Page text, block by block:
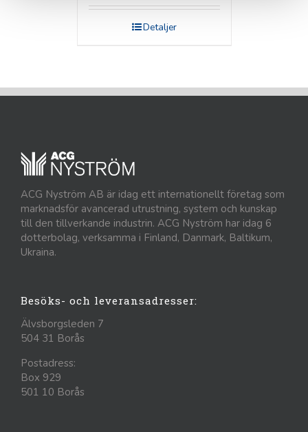
Detaljer
ACG Nyström AB är idag ett internationellt företag som
marknadsför avancerad utrustning, system och kunskap
till den tillverkande industrin. ACG Nyström har idag 6
dotterbolag, verksamma i Finland, Danmark, Baltikum,
Ukraina.
Besöks- och leveransadresser:
Älvsborgsleden 7
504 31 Borås
Postadress:
Box 929
501 10 Borås